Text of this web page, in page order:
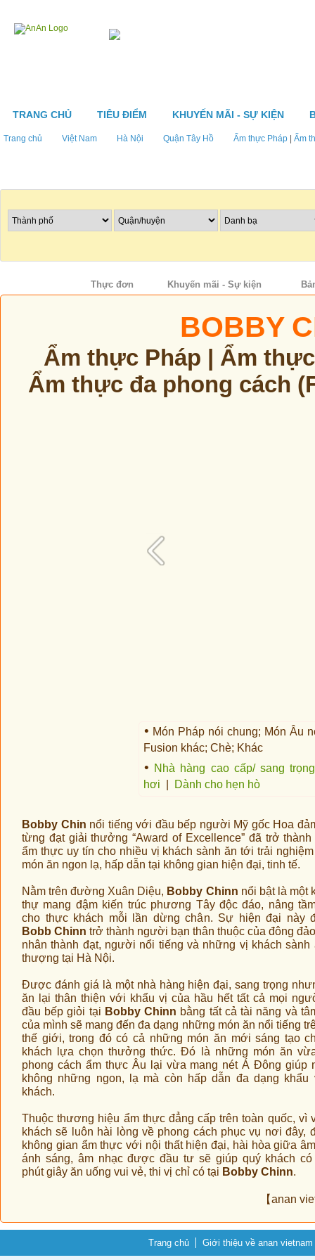
TRANG CHỦ TIÊU ĐIỂM KHUYẾN MÃI - SỰ KIỆN
Trang chủ Việt Nam Hà Nội Quận Tây Hồ Ẩm thực Pháp Ẩm
Thực đơn Khuyến mãi - Sự kiện
BOBBY
Ẩm thực Pháp | Ẩm
Ẩm thực đa phong cách
• Món Pháp nói chung; Món Âu
Fusion khác; Chè; Khác
• Nhà hàng cao cấp/ sang trọng
hơi | Dành cho hẹn hò
Bobby Chin nổi tiếng với đầu bếp người Mỹ gốc Hoa
từng đạt giải thưởng “Award of Excellence” đã trở
ẩm thực uy tín cho nhiều vị khách sành ăn tới trải
món ăn ngon lạ, hấp dẫn tại không gian hiện đại, tinh tế.
Nằm trên đường Xuân Diệu, Bobby Chinn nổi bật là một
thự mang đậm kiến trúc phương Tây độc đáo, nâng
cho thực khách mỗi lần dừng chân. Sự hiện đại này
Bobb Chinn trở thành người bạn thân thuộc của đông
nhân thành đạt, người nổi tiếng và những vị khách sành
thượng tại Hà Nội.
Được đánh giá là một nhà hàng hiện đại, sang trọng
ăn lại thân thiện với khẩu vị của hầu hết tất cả mọi
đầu bếp giỏi tại Bobby Chinn bằng tất cả tài năng và
của mình sẽ mang đến đa dạng những món ăn nổi tiếng
thế giới, trong đó có cả những món ăn mới sáng tạo
khách lựa chọn thưởng thức. Đó là những món ăn
phong cách ẩm thực Âu lại vừa mang nét Á Đông giúp
không những ngon, lạ mà còn hấp dẫn đa dạng khẩu
khách.
Thuộc thương hiệu ẩm thực đẳng cấp trên toàn quốc, vì
khách sẽ luôn hài lòng về phong cách phục vụ nơi đây,
không gian ẩm thực với nội thất hiện đại, hài hòa giữa
ánh sáng, âm nhạc được đầu tư sẽ giúp quý khách
phút giây ăn uống vui vẻ, thi vị chỉ có tại Bobby Chinn.
【anan
Trang chủ Giới thiệu về anan vietnam